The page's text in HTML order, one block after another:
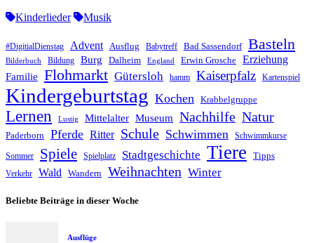
Kinderlieder
Musik
#DigitialDienstag Advent Ausflug Babytreff Bad Sassendorf Basteln
Bilderbuch Bildung Burg Dalheim England Erwin Grosche Erziehung
Familie Flohmarkt Gütersloh hamm Kaiserpfalz Kartenspiel
Kindergeburtstag Kochen Krabbelgruppe
Lernen Lustig Mittelalter Museum Nachhilfe Natur
Paderborn Pferde Ritter Schule Schwimmen Schwimmkurse
Sommer Spiele Spielplatz Stadtgeschichte Tiere Tipps
Verkehr Wald Wandern Weihnachten Winter
Beliebte Beiträge in dieser Woche
Ausflüge